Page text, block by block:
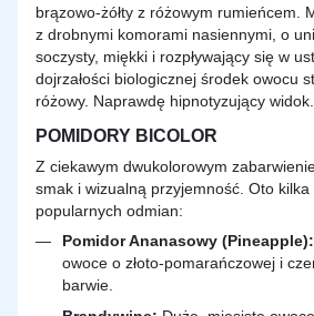
brązowo-żółty z różowym rumieńcem.
z drobnymi komorami nasiennymi, o
soczysty, miękki i rozpływający się w
dojrzałości biologicznej środek owocu
różowy. Naprawdę hipnotyzujący widok.
POMIDORY BICOLOR
Z ciekawym dwukolorowym
smak i wizualną przyjemność. Oto
popularnych odmian:
Pomidor Ananasowy (Pineapple):
owoce o złoto-pomarańczowej i
barwie.